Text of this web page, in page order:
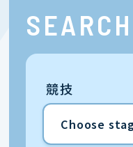
SEARCH
競技